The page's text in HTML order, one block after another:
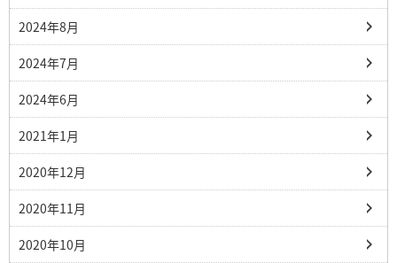
2024年8月
2024年7月
2024年6月
2021年1月
2020年12月
2020年11月
2020年10月